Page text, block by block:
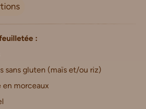
:
sans gluten (maïs et/ou riz)
en morceaux